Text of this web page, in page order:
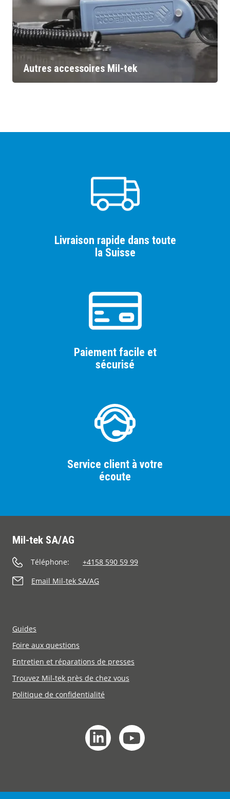
Autres accessoires Mil-tek
Livraison rapide dans toute
la Suisse
Paiement facile et
sécurisé
Service client à votre
écoute
Mil-tek SA/AG
Téléphone:
+4158 590 59 99
Email Mil-tek SA/AG
Guides
Foire aux questions
Entretien et réparations de presses
Trouvez Mil-tek près de chez vous
Politique de confidentialité